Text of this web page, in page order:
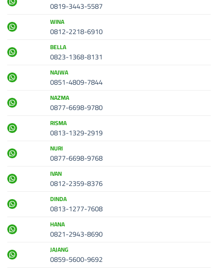
0819-3443-5587
WINA
0812-2218-6910
BELLA
0823-1368-8131
NAJWA
0851-4809-7844
NAZMA
0877-6698-9780
RISMA
0813-1329-2919
NURI
0877-6698-9768
IVAN
0812-2359-8376
DINDA
0813-1277-7608
HANA
0821-2943-8690
JAJANG
0859-5600-9692